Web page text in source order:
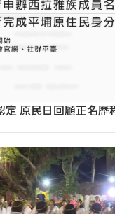
定 原民日回顧正名歷